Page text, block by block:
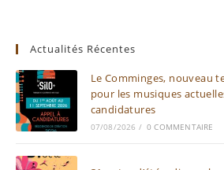
Actualités Récentes
Le Comminges, nouveau
pour les musiques
candidatures
07/08/2026 / 0 COMMENTAIRE